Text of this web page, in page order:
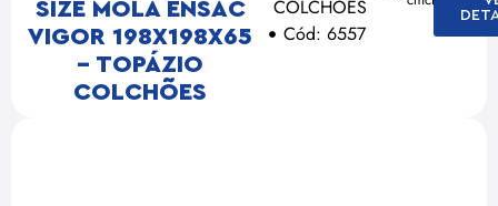
SIZE MOLA ENSAC
VIGOR 198X198X65
– TOPÁZIO
COLCHÕES
COLCHÕES
Cód: 6557